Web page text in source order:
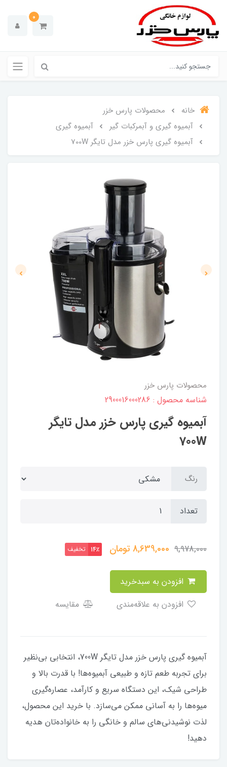
0
خانه
محصولات پارس خزر
آبمیوه گیری و آبمرکبات گیر
آبمیوه گیری
آبمیوه گیری پارس خزر مدل تایگر 700W
محصولات پارس خزر
شناسه محصول : 2900016000286
آبمیوه گیری پارس خزر مدل تایگر
700W
رنگ
تعداد
9,978,000
8,639,000تومان 14٪ تخفیف
مقایسه
آبمیوه گیری پارس خزر مدل تایگر 700W، انتخابی بی‌نظیر
برای تجربه طعم تازه و طبیعی آبمیوه‌ها! با قدرت بالا و
طراحی شیک، این دستگاه سریع و کارآمد، عصاره‌گیری
میوه‌ها را به آسانی ممکن می‌سازد. با خرید این محصول،
لذت نوشیدنی‌های سالم و خانگی را به خانواده‌تان هدیه
دهید!